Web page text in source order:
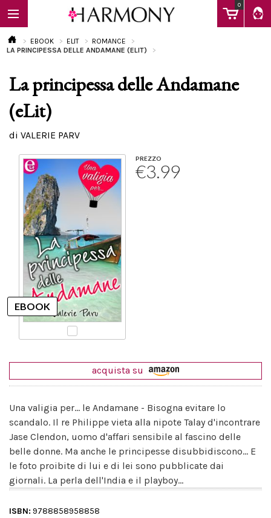
0
EBOOK
LIBRI
Calendario
EBOOK ELIT
ROMANCE
LA PRINCIPESSA DELLE ANDAMANE (ELIT)
La principessa delle Andamane
(eLit)
di VALERIE PARV
PREZZO
€3.99
acquista su
Una valigia per... le Andamane - Bisogna evitare lo
scandalo. Il re Philippe vieta alla nipote Talay d'incontrare
Jase Clendon, uomo d'affari sensibile al fascino delle
belle donne. Ma anche le principesse disubbidiscono... E
le foto proibite di lui e di lei sono pubblicate dai
giornali. La perla dell'India e il playboy...
ISBN: 9788858958858